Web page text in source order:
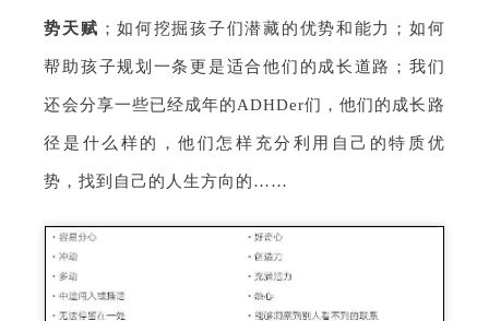
势天赋 ；如何挖掘孩子们潜藏的优势和能力；如何
帮助孩子规划一条更是适合他们的成长道路；我们
还会分享一些已经成年的ADHDer们，他们的成长路
径 是什么样的，他们怎样充分利用自己的特质优
势，找到自己的人生方向的……